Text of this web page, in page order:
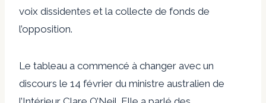
voix dissidentes et la collecte de fonds de
l’opposition.
Le tableau a commencé à changer avec un
discours le 14 février du ministre australien de